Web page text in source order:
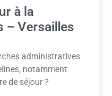
à la
– Versailles
administratives
notamment
de séjour ?